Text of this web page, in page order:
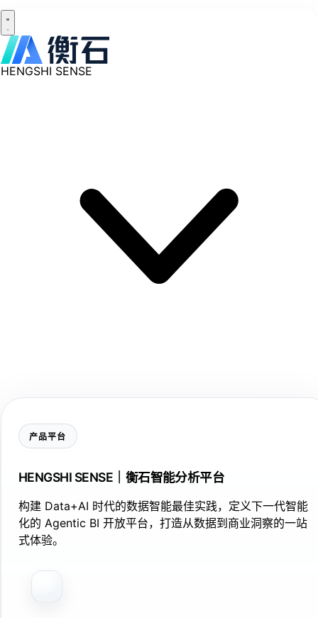
HENGSHI SENSE
产品平台
HENGSHI SENSE｜衡石智能分析平台
构建 Data+AI 时代的数据智能最佳实践，定义下一代智能
化的 Agentic BI 开放平台，打造从数据到商业洞察的一站
式体验。